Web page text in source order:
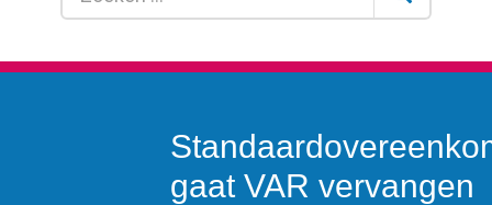
gaat VAR vervangen